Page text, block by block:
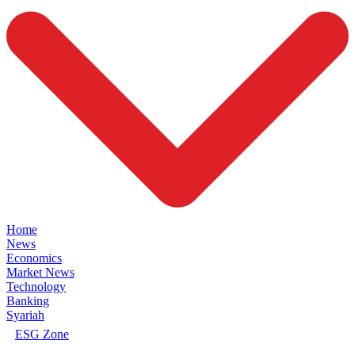
Home
News
Economics
Market News
Technology
Banking
Syariah
ESG Zone